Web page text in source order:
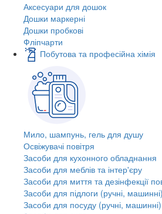
Аксесуари для дошок
Дошки маркерні
Дошки пробкові
Фліпчарти
Побутова та професійна хімія
Мило, шампунь, гель для душу
Освіжувачі повітря
Засоби для кухонного обладнання
Засоби для меблів та інтер'єру
Засоби для миття та дезінфекції
Засоби для підлоги (ручні, машинні)
Засоби для посуду (ручні, машинні)